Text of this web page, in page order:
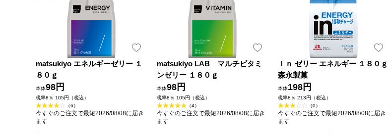
matsukiyo エネルギーゼリー １
８０ｇ
本体98円
税率8％ 105円（税込）
（6）
今すぐのご注文で最短2026/08/08に届き
ます
matsukiyo LAB マルチビタミ
ンゼリー １８０ｇ
本体98円
税率8％ 105円（税込）
（4）
今すぐのご注文で最短2026/08/08に届き
ます
ｉｎ ゼリー エネルギー １８０ｇ
森永製菓
本体198円
税率8％ 213円（税込）
（0）
今すぐのご注文で最短2026/08/08に届き
ます